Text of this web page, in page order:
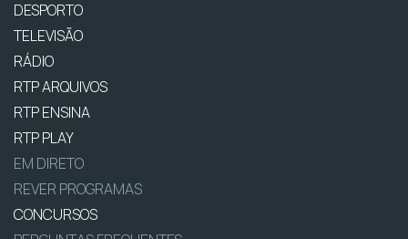
DESPORTO
TELEVISÃO
RÁDIO
RTP ARQUIVOS
RTP ENSINA
RTP PLAY
EM DIRETO
REVER PROGRAMAS
CONCURSOS